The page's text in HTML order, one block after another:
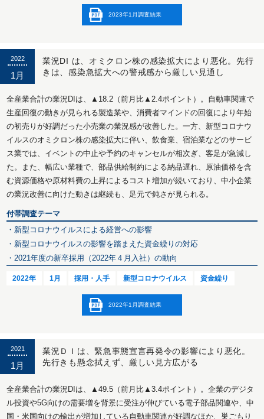
2023年1月調査結果
2022
1月
業況DI は、オミクロン株の感染拡大により悪化。先行
きは、感染急拡大への警戒感から厳しい見通し
全産業合計の業況DIは、▲18.2（前月比▲2.4ポイント）。自動車関連で
生産回復の動きが見られる製造業や、消費者マインドの回復により年始
の初売りが好調だった小売業の業況感が改善した。一方、新型コロナウ
イルスのオミクロン株の感染拡大に伴い、飲食業、宿泊業などのサービ
ス業では、イベントの中止や予約のキャンセルが相次ぎ、客足が急減し
た。また、幅広い業種で、部品供給制約による納品遅れ、原油価格を含
む資源価格や原材料費の上昇によるコスト増加が続いており、中小企業
の業況改善に向けた動きは継続も、足元で鈍さが見られる。
付帯調査テーマ
・新型コロナウイルスによる経営への影響
・新型コロナウイルスの影響を踏まえた資金繰りの対応
・2021年度の新卒採用（2022年４月入社）の動向
2022年 1月 採用・人手 新型コロナウイルス 資金繰り
2022年1月調査結果
2021
1月
業況ＤＩは、緊急事態宣言再発令の影響により悪化。
先行きも懸念拭えず、厳しい見方広がる
全産業合計の業況DIは、▲49.5（前月比▲3.4ポイント）。企業のデジタ
ル投資や5G向けの需要増を背景に受注が伸びている電子部品関連や、中
国・米国向けの輸出が増加している自動車関連が好調なほか、巣ごもり